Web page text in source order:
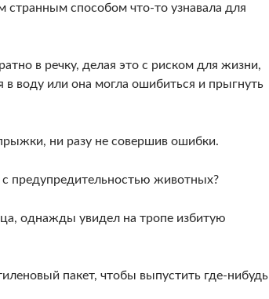
способом что-то узнавала для
в речку, делая это с риском для жизни,
в воду или она могла ошибиться и прыгнуть
ни разу не совершив ошибки.
с предупредительностью животных?
однажды уви­дел на тропе избитую
пакет, чтобы выпустить где-нибудь